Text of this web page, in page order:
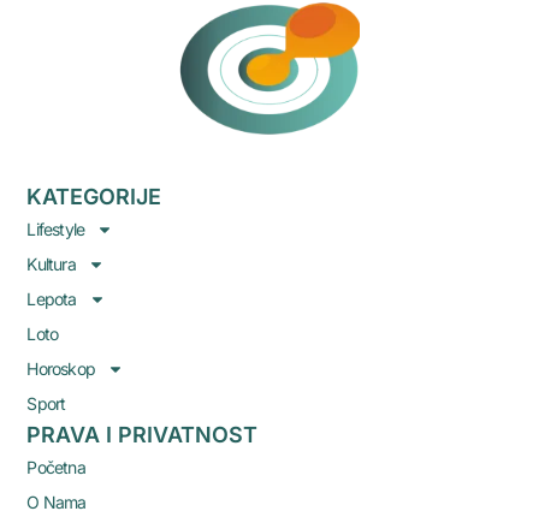
KATEGORIJE
Lifestyle
Kultura
Lepota
Loto
Horoskop
Sport
PRAVA I PRIVATNOST
Početna
O Nama